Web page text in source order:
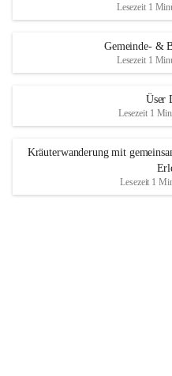
Lesezeit 1
Gemeinde- &
Lesezeit 1
Üser
Lesezeit 1
Kräuterwanderung mit
Lesezeit 1